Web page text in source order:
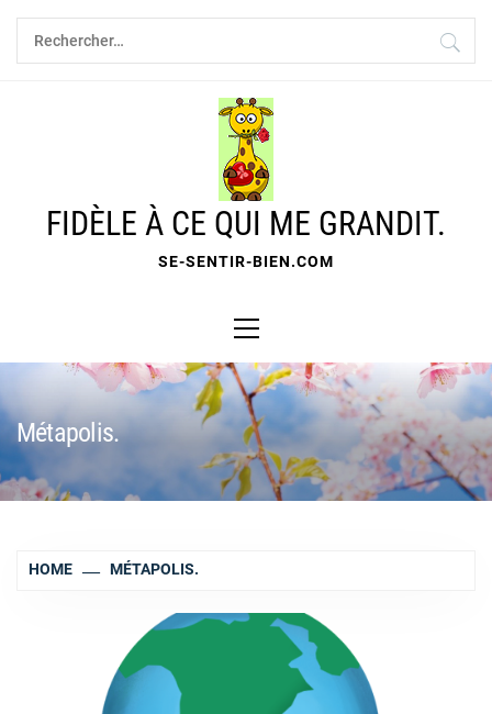
Skip
content
Rechercher :
FIDÈLE À CE QUI ME GRANDIT.
SE-SENTIR-BIEN.COM
Menu
Métapolis.
HOME MÉTAPOLIS.